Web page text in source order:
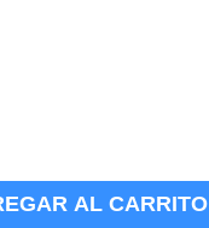
AL CARRITO